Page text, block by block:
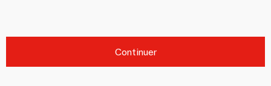
Continuer